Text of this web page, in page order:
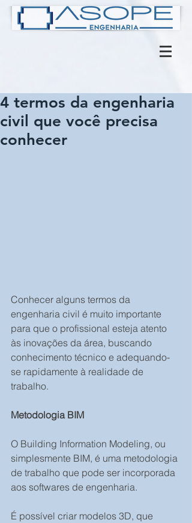
4 termos da engenharia
civil que você precisa
conhecer
Conhecer alguns termos da
engenharia civil é muito importante
para que o profissional esteja atento
às inovações da área, buscando
conhecimento técnico e adequando-
se rapidamente à realidade de
trabalho.
Metodologia BIM
O Building Information Modeling, ou
simplesmente BIM, é uma metodologia
de trabalho que pode ser incorporada
aos softwares de engenharia.
É possível criar modelos 3D, que